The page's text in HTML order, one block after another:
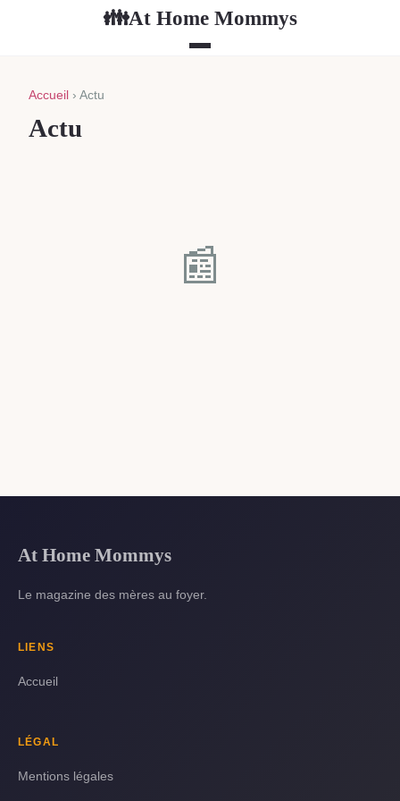
👪At Home Mommys
Accueil › Actu
Actu
📰
At Home Mommys
Le magazine des mères au foyer.
LIENS
Accueil
LÉGAL
Mentions légales